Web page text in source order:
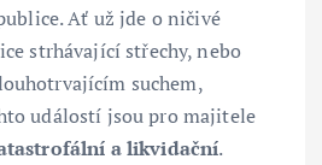
Ať už jde o ničivé
strhávající střechy, nebo
suchem,
událostí jsou pro majitele
a likvidační.